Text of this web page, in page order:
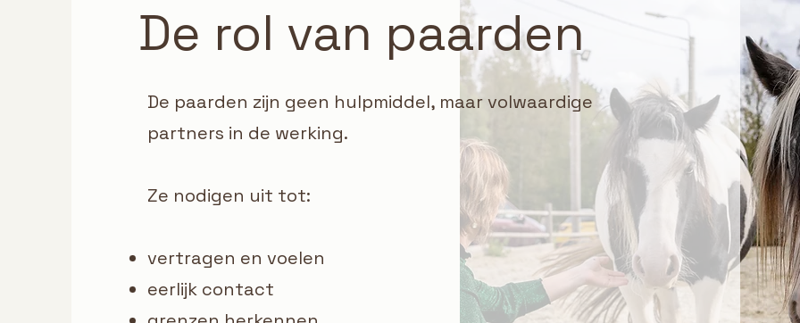
De rol van paarden
De paarden zijn geen hulpmiddel, maar volwaardige
partners in de werking.
Ze nodigen uit tot:
vertragen en voelen
eerlijk contact